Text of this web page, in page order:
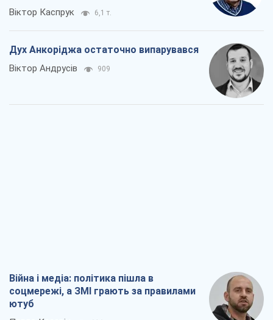
Віктор Каспрук 6,1 т.
Дух Анкоріджа остаточно випарувався
Віктор Андрусів 909
Війна і медіа: політика пішла в
соцмережі, а ЗМІ грають за правилами
ютуб